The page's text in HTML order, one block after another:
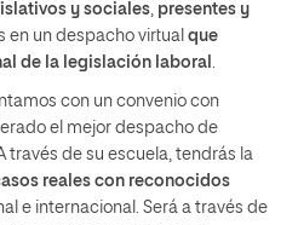
y sociales, presentes y
en un despacho virtual que
de la legislación laboral .
con un convenio con
el mejor despacho de
través de su escuela, tendrás la
reales con reconocidos
e internacional. Será a través de